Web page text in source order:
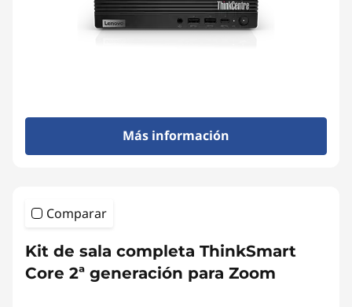
Más información
Comparar
Kit de sala completa ThinkSmart
Core 2ª generación para Zoom